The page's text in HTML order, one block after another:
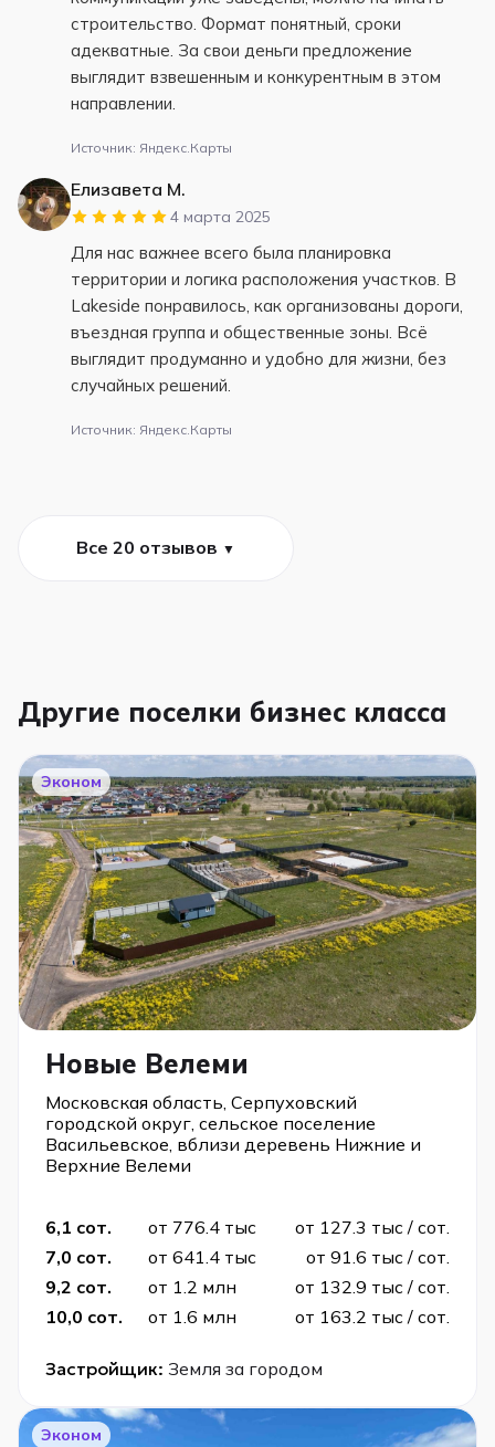
строительство. Формат понятный, сроки
адекватные. За свои деньги предложение
выглядит взвешенным и конкурентным в этом
направлении.
Источник: Яндекс.Карты
Елизавета М.
4 марта 2025
Для нас важнее всего была планировка
территории и логика расположения участков. В
Lakeside понравилось, как организованы дороги,
въездная группа и общественные зоны. Всё
выглядит продуманно и удобно для жизни, без
случайных решений.
Источник: Яндекс.Карты
Все 20 отзывов ▼
Другие поселки бизнес класса
Эконом
Новые Велеми
Московская область, Серпуховский
городской округ, сельское поселение
Васильевское, вблизи деревень Нижние и
Верхние Велеми
6,1 сот. от 776.4 тыс
от 127.3 тыс / сот.
7,0 сот.
от 641.4 тыс
от 91.6 тыс / сот.
9,2 сот.
от 1.2 млн
от 132.9 тыс / сот.
10,0 сот.
от 1.6 млн от 163.2 тыс / сот.
Застройщик: Земля за городом
Эконом